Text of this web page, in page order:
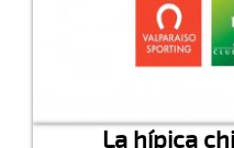
La hípica